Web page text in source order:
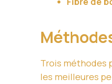
Trois méthodes
les meilleures